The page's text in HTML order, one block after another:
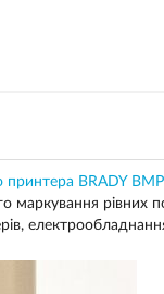
принтера BRADY
маркування рівних